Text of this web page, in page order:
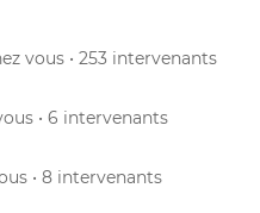
vous • 253 intervenants
• 6 intervenants
• 8 intervenants